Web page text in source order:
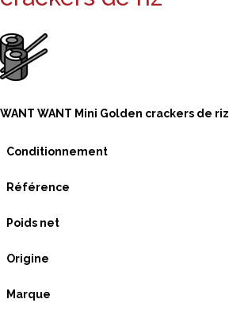
WANT WANT Mini Golden crackers de riz
Conditionnement
Référence
Poids net
Origine
Marque